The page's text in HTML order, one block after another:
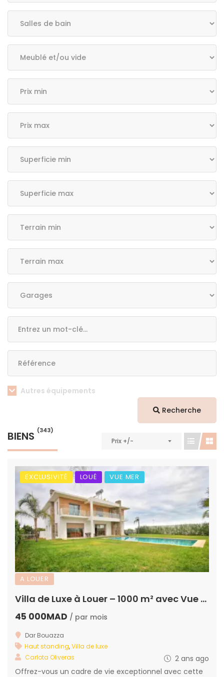
Autres équipements
Recherche
BIENS (343)
Prix +/-
EXCLUSIVITÉ LOUÉ VUE MER
A LOUER
Villa de Luxe à Louer – 1000 m² avec Vue Mer à Dar Bouazza
45 000MAD / par mois
Dar Bouazza
Haut standing,Villa de luxe
Carlota Oliveras
2 ans ago
Offrez-vous un cadre de vie exceptionnel avec cette